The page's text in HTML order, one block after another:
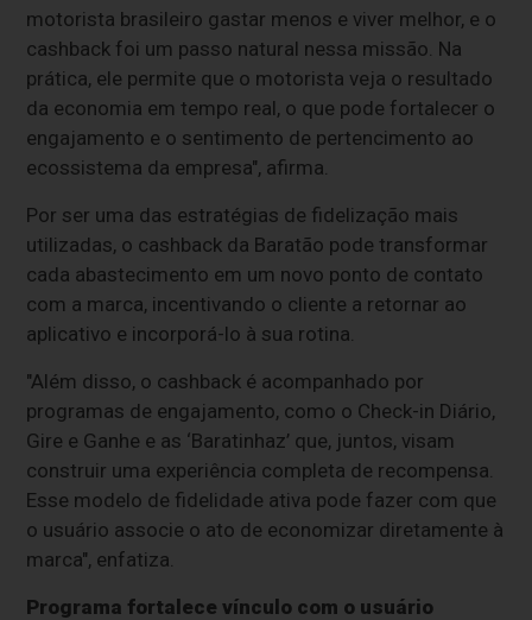
motorista brasileiro gastar menos e viver melhor, e o
cashback foi um passo natural nessa missão. Na
prática, ele permite que o motorista veja o resultado
da economia em tempo real, o que pode fortalecer o
engajamento e o sentimento de pertencimento ao
ecossistema da empresa", afirma.
Por ser uma das estratégias de fidelização mais
utilizadas, o cashback da Baratão pode transformar
cada abastecimento em um novo ponto de contato
com a marca, incentivando o cliente a retornar ao
aplicativo e incorporá-lo à sua rotina.
"Além disso, o cashback é acompanhado por
programas de engajamento, como o Check-in Diário,
Gire e Ganhe e as ‘Baratinhaz’ que, juntos, visam
construir uma experiência completa de recompensa.
Esse modelo de fidelidade ativa pode fazer com que
o usuário associe o ato de economizar diretamente à
marca", enfatiza.
Programa fortalece vínculo com o usuário